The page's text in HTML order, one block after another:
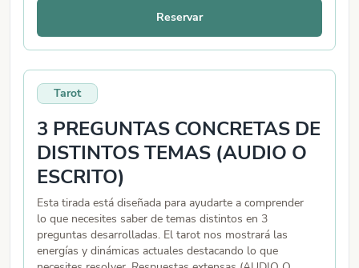
Reservar
Tarot
3 PREGUNTAS CONCRETAS DE
DISTINTOS TEMAS (AUDIO O
ESCRITO)
Esta tirada está diseñada para ayudarte a comprender
lo que necesites saber de temas distintos en 3
preguntas desarrolladas. El tarot nos mostrará las
energías y dinámicas actuales destacando lo que